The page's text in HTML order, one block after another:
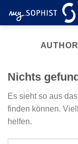
Inhalt
Nichts
Es sieht so aus
finden können.
helfen.